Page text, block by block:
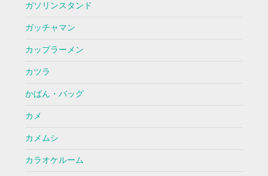
ガソリンスタンド
ガッチャマン
カップラーメン
カツラ
かばん・バッグ
カメ
カメムシ
カラオケルーム